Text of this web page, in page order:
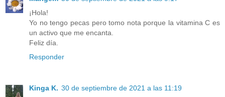
¡Hola!
Yo no tengo pecas pero tomo nota porque la vitamina C es
un activo que me encanta.
Feliz día.
Responder
Kinga K. 30 de septiembre de 2021 a las 11:19